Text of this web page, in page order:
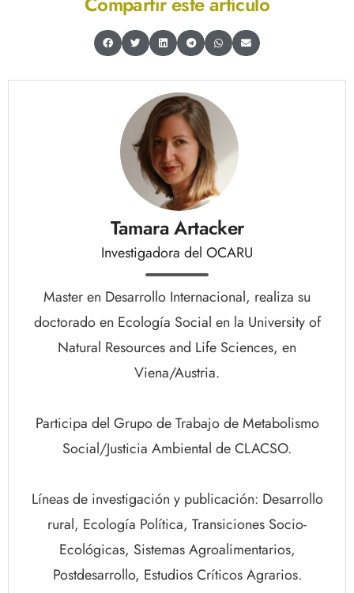
Tamara Artacker
Investigadora del OCARU
Master en Desarrollo Internacional, realiza su
doctorado en Ecología Social en la University of
Natural Resources and Life Sciences, en
Viena/Austria.
Participa del Grupo de Trabajo de Metabolismo
Social/Justicia Ambiental de CLACSO.
Líneas de investigación y publicación: Desarrollo
rural, Ecología Política, Transiciones Socio-
Ecológicas, Sistemas Agroalimentarios,
Postdesarrollo, Estudios Críticos Agrarios.